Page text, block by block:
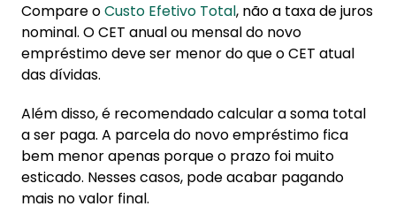
Compare oCusto Efetivo Total, não a taxa de juros
nominal. O CET anual ou mensal do novo
empréstimo deve ser menor do que o CET atual
das dívidas.
Além disso, é recomendado calcular a soma total
a ser paga. A parcela do novo empréstimo fica
bem menor apenas porque o prazo foi muito
esticado. Nesses casos, pode acabar pagando
mais no valor final.